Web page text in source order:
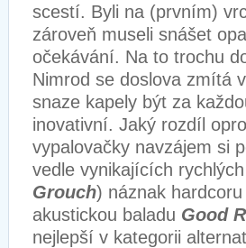
scestí. Byli na (prvním)
zároveň museli snášet
očekávání. Na to trochu
Nimrod se doslova zmítá
snaze kapely být za
inovativní. Jaký rozdíl
vypalovačky navzájem si
vedle vynikajících
Grouch) náznak
akustickou baladu Good
nejlepší v kategorii